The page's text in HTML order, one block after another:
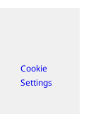
Cookie
Settings